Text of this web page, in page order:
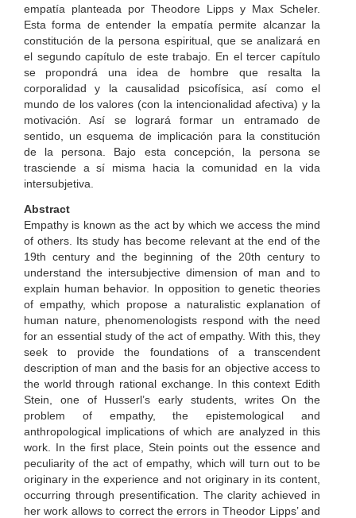
empatía planteada por Theodore Lipps y Max Scheler.
Esta forma de entender la empatía permite alcanzar la
constitución de la persona espiritual, que se analizará en
el segundo capítulo de este trabajo. En el tercer capítulo
se propondrá una idea de hombre que resalta la
corporalidad y la causalidad psicofísica, así como el
mundo de los valores (con la intencionalidad afectiva) y la
motivación. Así se logrará formar un entramado de
sentido, un esquema de implicación para la constitución
de la persona. Bajo esta concepción, la persona se
trasciende a sí misma hacia la comunidad en la vida
intersubjetiva.
Abstract
Empathy is known as the act by which we access the mind
of others. Its study has become relevant at the end of the
19th century and the beginning of the 20th century to
understand the intersubjective dimension of man and to
explain human behavior. In opposition to genetic theories
of empathy, which propose a naturalistic explanation of
human nature, phenomenologists respond with the need
for an essential study of the act of empathy. With this, they
seek to provide the foundations of a transcendent
description of man and the basis for an objective access to
the world through rational exchange. In this context Edith
Stein, one of Husserl’s early students, writes On the
problem of empathy, the epistemological and
anthropological implications of which are analyzed in this
work. In the first place, Stein points out the essence and
peculiarity of the act of empathy, which will turn out to be
originary in the experience and not originary in its content,
occurring through presentification. The clarity achieved in
her work allows to correct the errors in Theodor Lipps’ and